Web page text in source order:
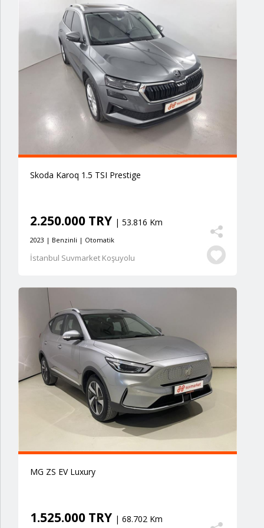
Skoda Karoq 1.5 TSI Prestige
2.250.000 TRY | 53.816 Km
2023 | Benzinli | Otomatik
İstanbul Suvmarket Koşuyolu
MG ZS EV Luxury
1.525.000 TRY | 68.702 Km